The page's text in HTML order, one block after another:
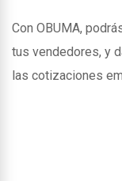
Con OBUMA,
tus vendedores, y
las cotizaciones